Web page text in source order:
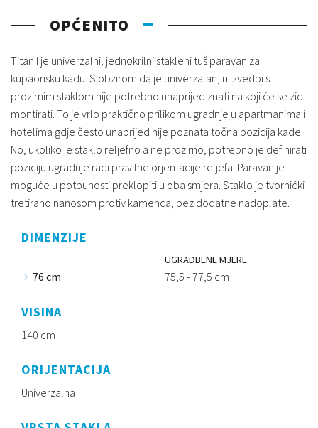
OPĆENITO
Titan I je univerzalni, jednokrilni stakleni tuš paravan za
kupaonsku kadu. S obzirom da je univerzalan, u izvedbi s
prozirnim staklom nije potrebno unaprijed znati na koji će se zid
montirati. To je vrlo praktično prilikom ugradnje u apartmanima i
hotelima gdje često unaprijed nije poznata točna pozicija kade.
No, ukoliko je staklo reljefno a ne prozirno, potrebno je definirati
poziciju ugradnje radi pravilne orjentacije reljefa. Paravan je
moguće u potpunosti preklopiti u oba smjera. Staklo je tvornički
tretirano nanosom protiv kamenca, bez dodatne nadoplate.
DIMENZIJE
UGRADBENE MJERE
76 cm 75,5 - 77,5 cm
VISINA
140 cm
ORIJENTACIJA
Univerzalna